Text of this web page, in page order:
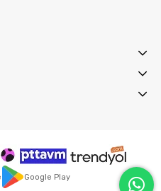
Google Play